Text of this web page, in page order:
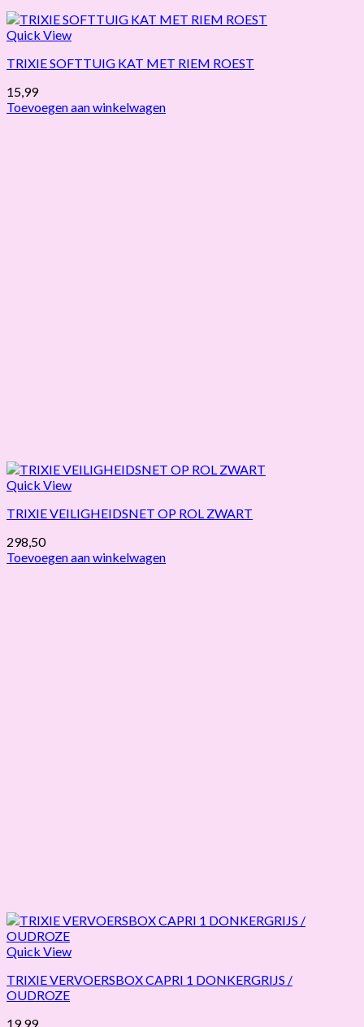
Quick View
TRIXIE SOFTTUIG KAT MET RIEM ROEST
15,99
Toevoegen aan winkelwagen
Quick View
TRIXIE VEILIGHEIDSNET OP ROL ZWART
298,50
Toevoegen aan winkelwagen
Quick View
TRIXIE VERVOERSBOX CAPRI 1 DONKERGRIJS /
OUDROZE
19,99